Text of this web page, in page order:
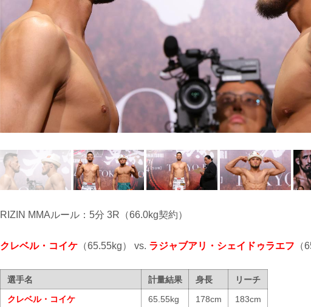
RIZIN MMAルール：5分 3R（66.0kg契約）
クレベル・コイケ （65.55kg） vs. ラジャブアリ・シェイドゥラエフ （
選手名 計量結果 身長
リーチ
クレベル・コイケ
65.55kg 178cm
183cm